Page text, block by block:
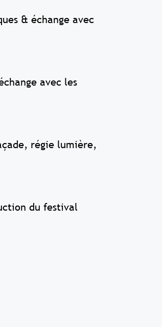
& échange avec
avec les
régie lumière,
du festival